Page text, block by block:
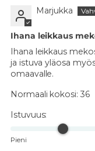
Marjukka
Ihana leikkaus
Ihana leikkaus
ja istuva yläosa
omaavalle.
Normaali kokosi: 36
Istuvuus:
Pieni